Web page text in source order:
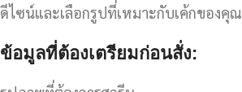
ดีไซน์และเลือกรูปที่เหมาะกับเค้กของคุณ
ข้อมูลที่ต้องเตรียมก่อนสั่ง: